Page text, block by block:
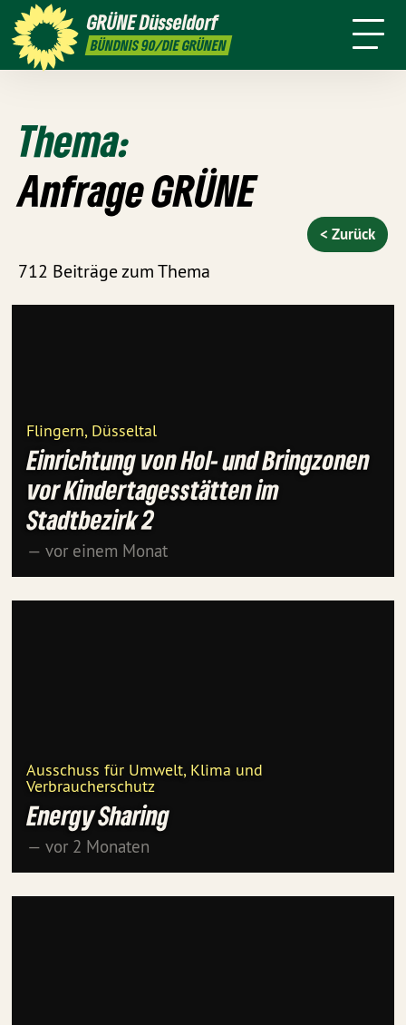
GRÜNEDüsseldorf
BÜNDNIS 90/DIE GRÜNEN
GRÜNFUNK Presse
Stadtbezirke Termine Mitmachen
Thema:
Anfrage GRÜNE
712 Beiträge zum Thema
< Zurück
Flingern, Düsseltal
Einrichtung von Hol- und Bringzonen
vor Kindertagesstätten im
Stadtbezirk 2
— vor einem Monat
Ausschuss für Umwelt, Klima und
Verbraucherschutz
Energy Sharing
— vor 2 Monaten